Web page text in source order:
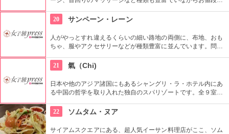
20
サンペーン・レーン
人がやっとすれ違えるくらいの細い路地の両側に、布地、おも
ちゃ、服やアクセサリーなどが種類豊富に並んでいます。問屋
て買う事ができます。地元のタイ人や海外から買い付けに来た
バイヤーで混み合っています。
21 氣（Chi)
日本や他のアジア諸国にもあるシャングリ・ラ・ホテル内にあ
る中国の哲学を取り入れた独自のスパリゾートです。全９室あ
用したマッサージなど内容も豪華かつオリエンタルな雰囲気が
いっぱいです。
22 ソムタム・ヌア
サイアムスクエアにある、超人気イーサン料理店がここ、ソム